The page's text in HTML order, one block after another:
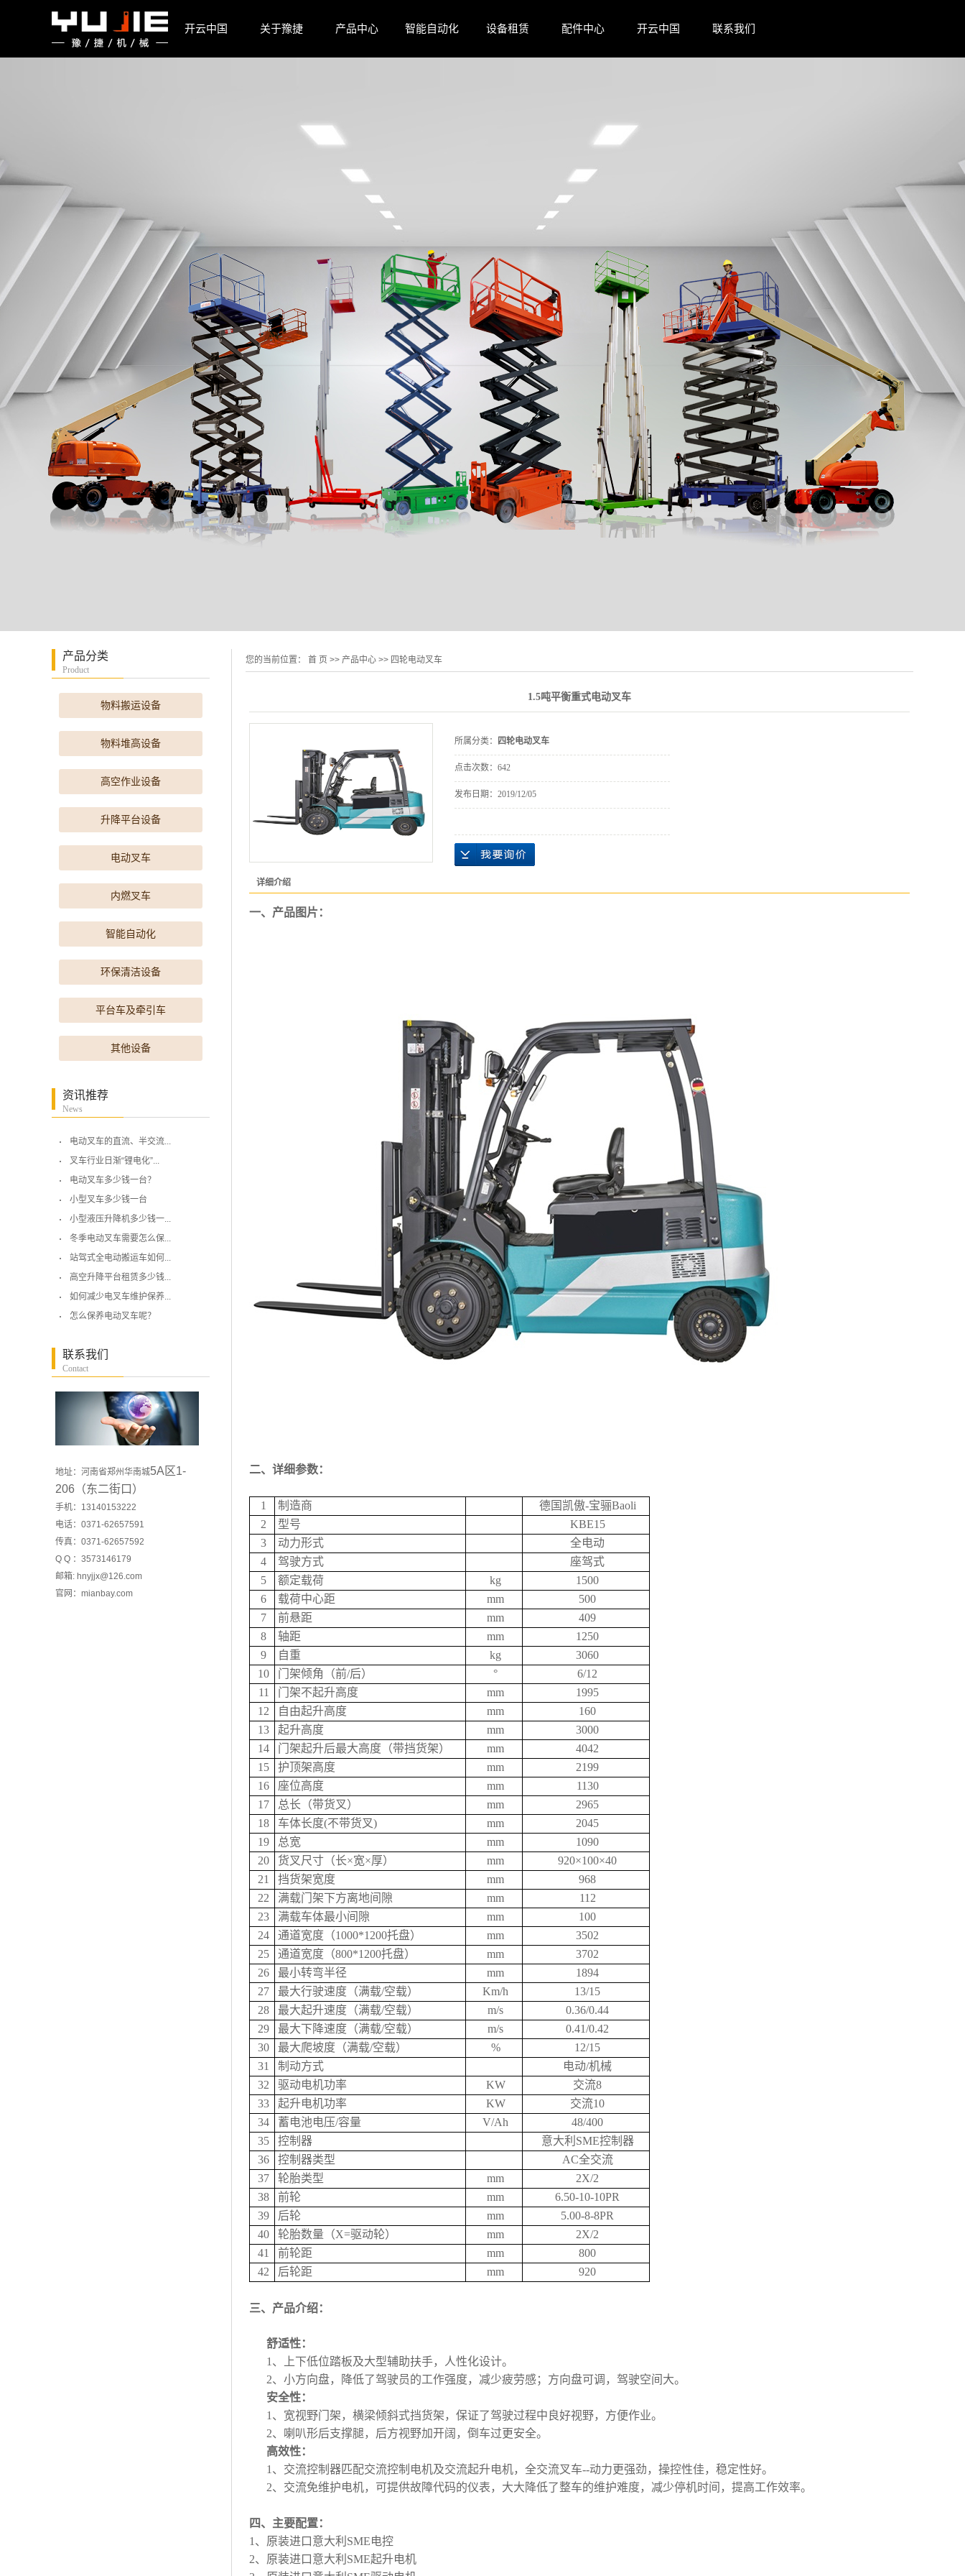
开云中国 关于豫捷 产品中心 智能自动化 设备租赁 配件中心 开云中国 联系我们
产品分类
Product
物料搬运设备
物料堆高设备
高空作业设备
升降平台设备
电动叉车
内燃叉车
智能自动化
环保清洁设备
平台车及牵引车
其他设备
资讯推荐
News
电动叉车的直流、半交流...
叉车行业日渐“锂电化”...
电动叉车多少钱一台？
小型叉车多少钱一台
小型液压升降机多少钱一...
冬季电动叉车需要怎么保...
站驾式全电动搬运车如何...
高空升降平台租赁多少钱...
如何减少电叉车维护保养...
怎么保养电动叉车呢？
联系我们
Contact
地址：河南省郑州华南城5A区1-
206（东二街口）
手机：13140153222
电话：0371-62657591
传真：0371-62657592
Q Q ：3573146179
邮箱: hnyjjx@126.com
官网： mianbay.com
您的当前位置： 首 页 >> 产品中心 >> 四轮电动叉车
1.5吨平衡重式电动叉车
所属分类： 四轮电动叉车
点击次数： 642
发布日期： 2019/12/05
详细介绍
一、产品图片：
二、 详细参数：
1 制造商
德国凯傲-宝骊Baoli
2
型号
KBE15
3
动力形式
全电动
4
驾驶方式
座驾式
5
额定载荷 kg
1500
6
载荷中心距 mm
500
7
前悬距 mm
409
8
轴距 mm
1250
9
自重 kg
3060
10
门架倾角（前/后） °
6/12
11
门架不起升高度 mm
1995
12
自由起升高度 mm
160
13
起升高度 mm
3000
14
门架起升后最大高度（带挡货架） mm
4042
15
护顶架高度 mm
2199
16
座位高度 mm
1130
17
总长（带货叉） mm
2965
18
车体长度(不带货叉) mm
2045
19
总宽 mm
1090
20
货叉尺寸（长×宽×厚） mm
920×100×40
21
挡货架宽度 mm
968
22
满载门架下方离地间隙 mm
112
23
满载车体最小间隙 mm
100
24
通道宽度（1000*1200托盘） mm
3502
25
通道宽度（800*1200托盘） mm
3702
26
最小转弯半径 mm
1894
27
最大行驶速度（满载/空载） Km/h
13/15
28
最大起升速度（满载/空载） m/s
0.36/0.44
29
最大下降速度（满载/空载） m/s
0.41/0.42
30
最大爬坡度（满载/空载） %
12/15
31
制动方式
电动/机械
32
驱动电机功率 KW
交流8
33
起升电机功率 KW
交流10
34
蓄电池电压/容量 V/Ah
48/400
35
控制器
意大利SME控制器
36
控制器类型
AC全交流
37
轮胎类型 mm
2X/2
38
前轮 mm
6.50-10-10PR
39
后轮 mm
5.00-8-8PR
40
轮胎数量（X=驱动轮） mm
2X/2
41
前轮距 mm
800
42
后轮距 mm 920
三、产品介绍：
舒适性：
1、上下低位踏板及大型辅助扶手，人性化设计。
2、小方向盘，降低了驾驶员的工作强度，减少疲劳感；方向盘可调，驾驶空间大。
安全性：
1、宽视野门架，横梁倾斜式挡货架，保证了驾驶过程中良好视野，方便作业。
2、喇叭形后支撑腿，后方视野加开阔，倒车过更安全。
高效性：
1、交流控制器匹配交流控制电机及交流起升电机，全交流叉车--动力更强劲，操控性佳，稳定性好。
2、交流免维护电机，可提供故障代码的仪表，大大降低了整车的维护难度，减少停机时间，提高工作效率。
四、主要配置：
1、原装进口意大利SME电控
2、原装进口意大利SME起升电机